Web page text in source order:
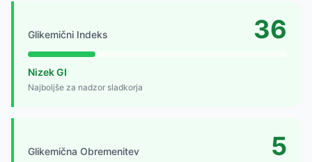
Glikemični Indeks 36
Nizek GI
Najboljše za nadzor sladkorja
Glikemična Obremenitev 5